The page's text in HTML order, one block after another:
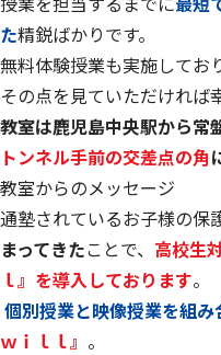
た精鋭ばかりです。
無料体験授業も実施してお
その点を見ていただければ
教室は鹿児島中央駅から常
トンネル手前の交差点の角
教室からのメッセージ
通塾されているお子様の保
まってきたことで、 高校生
ｌ』を導入しております。
個別授業と映像授業を組
ｗｉｌｌ』 。